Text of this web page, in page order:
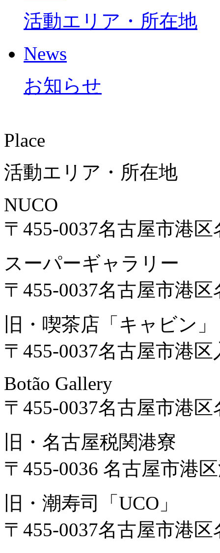
活動エリア・所在地
News
お知らせ
Place
活動エリア・所在地
NUCO
〒455-0037名古屋市港区
スーパーギャラリー
〒455-0037名古屋市港区
旧・喫茶店「キャビン」
〒455-0037名古屋市港区
Botão Gallery
〒455-0037名古屋市港区
旧・名古屋税関港寮
〒455-0036 名古屋市港
旧・潮寿司「UCO」
〒455-0037名古屋市港区